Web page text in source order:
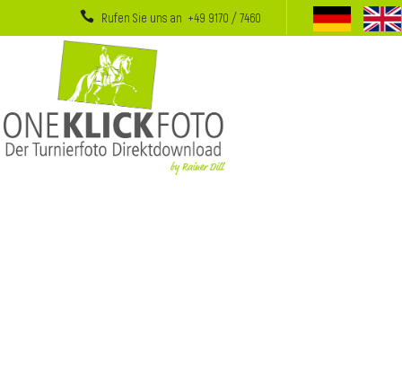
Rufen Sie uns an +49 9170 / 7460